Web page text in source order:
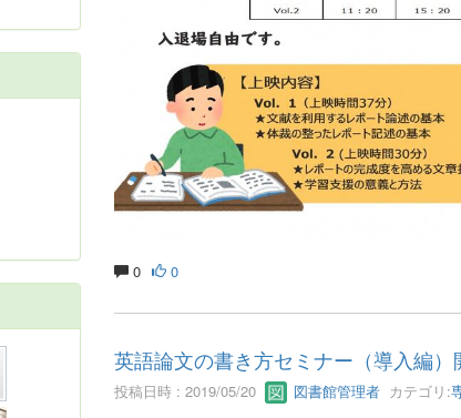
0 0
英語論文の書き方セミナー（導入編）
投稿日時 : 2019/05/20 図書館管理者カテゴリ: